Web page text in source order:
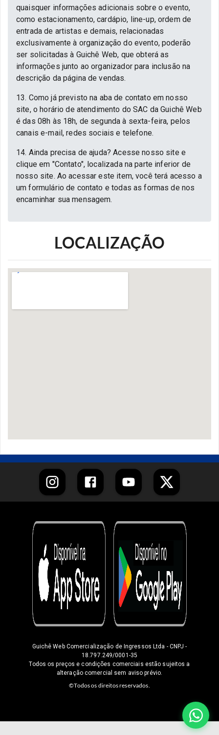
quaisquer informações adicionais sobre o evento,
como estacionamento, cardápio, line-up, ordem de
entrada de artistas e demais, relacionadas
exclusivamente à organização do evento, poderão
ser solicitadas à Guichê Web, que obterá as
informações junto ao organizador para inclusão na
descrição da página de vendas.
13. Como já previsto na aba de contato em nosso
site, o horário de atendimento do SAC da Guichê Web
é das 08h às 18h, de segunda à sexta-feira, pelos
canais e-mail, redes sociais e telefone.
14. Ainda precisa de ajuda? Acesse nosso site e
clique em "Contato", localizada na parte inferior de
nosso site. Ao acessar este item, você terá acesso a
um formulário de contato e todas as formas de nos
encaminhar sua mensagem.
LOCALIZAÇÃO
Guichê Web Comercialização de Ingressos Ltda - CNPJ -
18.797.249/0001-35
Todos os preços e condições comerciais estão sujeitos a
alteração comercial sem aviso prévio.
©Todos os direitos reservados.